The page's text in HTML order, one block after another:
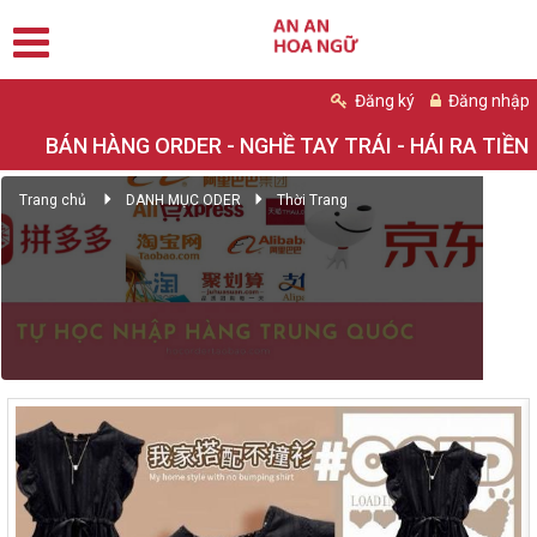
Đăng ký Đăng nhập
BÁN HÀNG ORDER - NGHỀ TAY TRÁI - HÁI RA TIỀN
Trang chủ DANH MỤC ODER Thời Trang